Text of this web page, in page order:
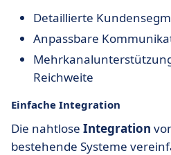
Detaillierte
Anpassbare
Reichweite
Einfache Integration
Die nahtlose Integration
bestehende Systeme